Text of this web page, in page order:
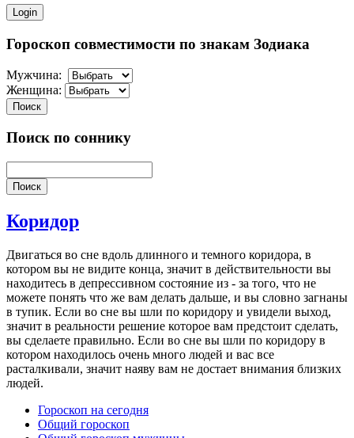
Гороскоп совместимости по знакам Зодиака
Мужчина:
Женщина:
Поиск
Поиск по соннику
Поиск
Коридор
Двигаться во сне вдоль длинного и темного коридора, в
котором вы не видите конца, значит в действительности вы
находитесь в депрессивном состояние из - за того, что не
можете понять что же вам делать дальше, и вы словно загнаны
в тупик. Если во сне вы шли по коридору и увидели выход,
значит в реальности решение которое вам предстоит сделать,
вы сделаете правильно. Если во сне вы шли по коридору в
котором находилось очень много людей и вас все
расталкивали, значит наяву вам не достает внимания близких
людей.
Гороскоп на сегодня
Общий гороскоп